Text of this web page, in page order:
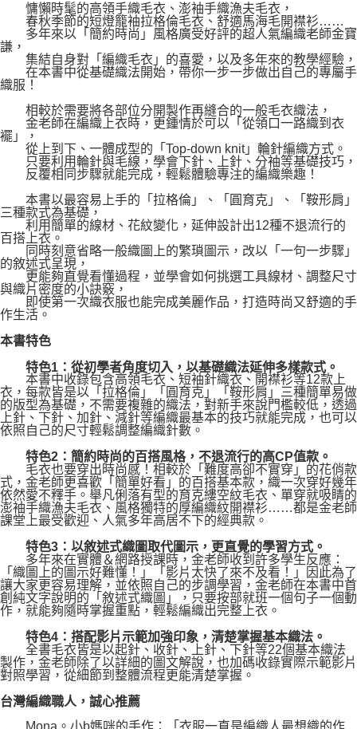
慵懶時髦的高領手織毛衣、澎袖手織漁夫毛衣，
春秋季節的短燈籠袖拉格倫毛衣、舒適馬海毛開襟衫……
多年來以「簡約時尚」風格廣受好評的超人氣編織老師金寶
謙，
集結自身對「編織毛衣」的喜愛，以及多年來的教學經驗，
在本書中從基礎織法開始，帶你一步一步做出自己的專屬手
織服！
相較於需要將各部位分開製作再縫合的一般毛衣織法，
金老師在編織上衣時，更鍾情於可以「從領口一路織到衣
襬」，
從上到下、一體成型的「Top-down knit」輪針編織方式。
只要利用輪針與毛線，學會下針、上針、分袖等基礎技巧，
反覆相同步驟就能完成，輕鬆體驗專注的編織樂趣！
本書以最容易上手的「拉格倫」、「圓育克」、「鞍形肩」
三種款式為基礎，
利用簡單的線材、花紋變化，延伸設計出12種不退流行的
百搭上衣。
同時刻意省略一般織圖上的繁瑣圖示，改以「一句一步驟」
的敘述式呈現，
更能夠直覺看懂過程，並學會如何挑選工具線材、調整尺寸
與織片密度的小訣竅，
即使第一次織衣服也能完成美麗作品，打造時尚又舒適的手
作生活。
本書特色
特色1：從初學者角度切入，以基礎織法延伸多樣款式。
本書中收錄包含高領毛衣、短袖針織衣、開襟衫等12款上
衣，每款皆是以「拉格倫」「圓育克」「鞍形肩」三種簡單易做
的版型為基礎，不需要複雜的織法，對新手來說門檻較低，透過
上針、下針、加針、減針等編織最基本的技巧就能完成，也可以
依照自己的尺寸輕鬆調整編織針數。
特色2：簡約時尚的百搭風格，不退流行的高CP值款。
毛衣也要穿出時尚感！相較於「難度高卻不實穿」的花俏款
式，金老師更喜歡「簡單好看」的百搭基本款，織一次穿好幾年
依然愛不釋手。舉凡俐落有型的育克縷空紋毛衣、單穿就吸睛的
澎袖手織漁夫毛衣、風格獨特的厚編織紋開襟衫……都是金老師
課堂上最受歡迎、人氣多年高居不下的經典款。
特色3：以敘述式織圖取代圖示，更直覺的學習方式。
多年來在實體＆網路授課時，金老師收到許多學生反應：
「織圖上的圖示好難懂！」「影片太快了來不及看！」因此為了
讓大家更容易理解，並依照自己的步調學習，金老師在本書中首
創純文字說明的「敘述式織圖」，只要按部就班一個句子一個動
作，就能夠隨時掌握重點，輕鬆編織出完整上衣。
特色4：搭配影片示範加強印象，清楚掌握基本織法。
全書毛衣皆是以起針、收針、上針、下針等22個基本織法
製作，金老師除了以詳細的圖文解說，也加碼收錄實際示範影片
對照學習，從細節到整體流程更能清楚掌握。
台灣編織職人，誠心推薦